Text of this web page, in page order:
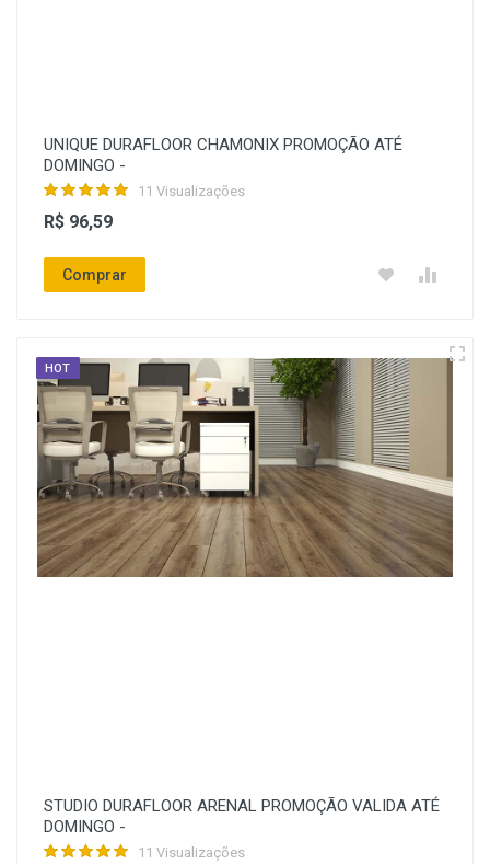
UNIQUE DURAFLOOR CHAMONIX PROMOÇÃO ATÉ
DOMINGO -
11 Visualizações
R$ 96,59
Comprar
HOT
STUDIO DURAFLOOR ARENAL PROMOÇÃO VALIDA ATÉ
DOMINGO -
11 Visualizações